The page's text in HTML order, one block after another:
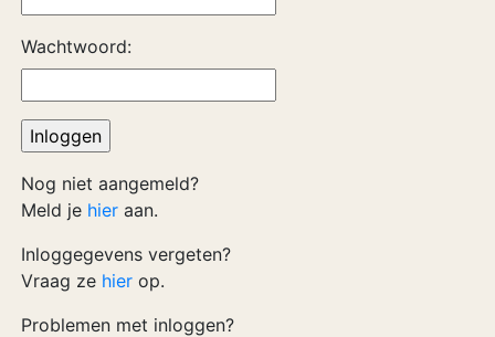
Wachtwoord:
Nog niet aangemeld?
Meld je hier aan.
Inloggegevens vergeten?
Vraag ze hier op.
Problemen met inloggen?